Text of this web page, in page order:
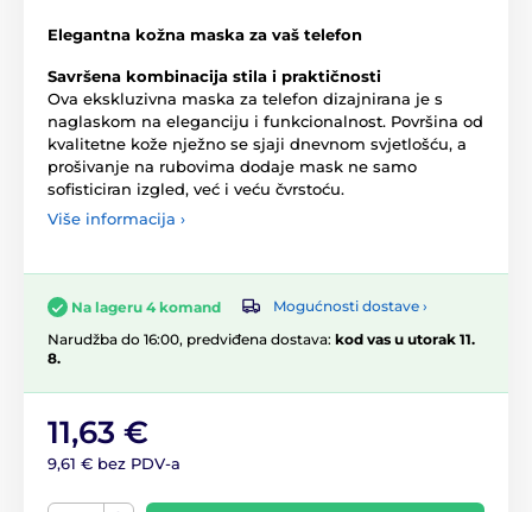
Elegantna kožna maska za vaš telefon
Savršena kombinacija stila i praktičnosti
Ova ekskluzivna maska za telefon dizajnirana je s
naglaskom na eleganciju i funkcionalnost. Površina od
kvalitetne kože nježno se sjaji dnevnom svjetlošću, a
prošivanje na rubovima dodaje mask ne samo
sofisticiran izgled, već i veću čvrstoću.
Više informacija ›
Na lageru 4 komand
Mogućnosti dostave ›
Narudžba do 16:00, predviđena dostava: kod vas u utorak 11.
8.
11,63 €
9,61 € bez PDV-a